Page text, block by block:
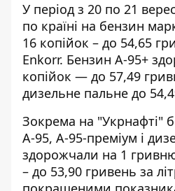
У період з 20 по 21
по країні на бензин
16 копійок – до 54,65
Enkorr. Бензин А-95+
копійок — до 57,49
дизельне пальне до
Зокрема на "Укрнафті"
А-95, А-95-преміум і
здорожчали на 1
– до 53,90 гривень за